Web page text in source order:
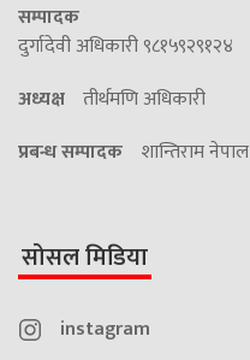
सम्पादक
दुर्गादेवी अधिकारी ९८१५९२९१२४
अध्यक्ष तीर्थमणि अधिकारी
प्रबन्ध सम्पादक शान्तिराम नेपाल
सोसल मिडिया
instagram